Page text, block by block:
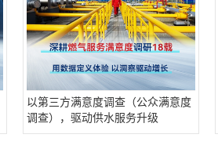
以第三方满意度调查（公众满意度
调查），驱动供水服务升级